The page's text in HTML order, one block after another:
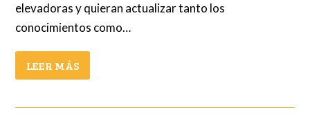
elevadoras y quieran actualizar tanto los
conocimientos como…
LEER MÁS